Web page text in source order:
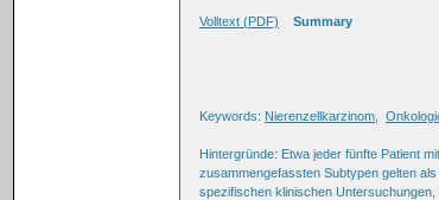
Volltext (PDF) Summary
Keywords: Nierenzellkarzinom
Hintergründe: Etwa jeder fünfte Patient
zusammengefassten Subtypen gelten
spezifischen klinischen